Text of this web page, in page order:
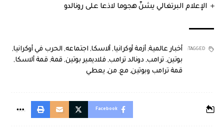
الإعلام البرتغالي يشنّ هجوما لاذعا على رونالدو
TAGGED: أخبار عالمية, أزمة أوكرانيا, ألاسكا, اجتماعه, الحرب في أوكرانيا,
بوتين, ترامب, دونالد ترامب, فلاديمير بوتين, قمة, قمة ألاسكا,
قمة ترامب وبوتين, مع, من, يعطي
Facebook